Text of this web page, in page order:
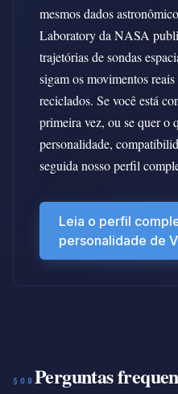
mesmos dados
Laboratory da NASA
trajetórias de sondas
sigam os movimentos
reciclados. Se você está
primeira vez, ou se quer o
personalidade,
seguida nosso perfil
Leia o perfil
personalidade de
§08 Perguntas